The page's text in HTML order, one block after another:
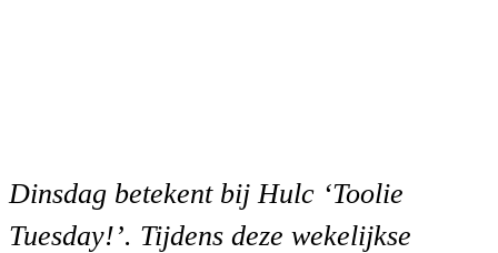
Dinsdag betekent bij Hulc ‘Toolie
Tuesday!’. Tijdens deze wekelijkse